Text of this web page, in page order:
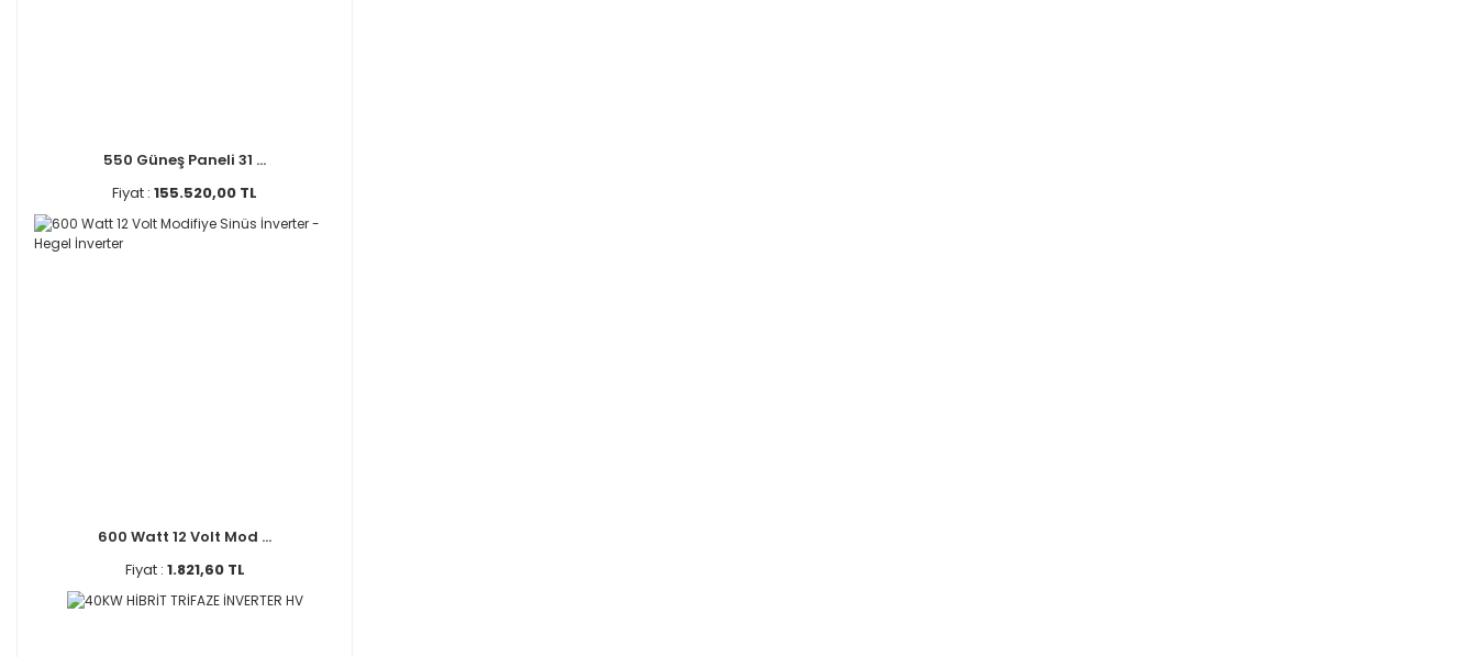
550 Güneş Paneli 31 ...
Fiyat : 155.520,00 TL
600 Watt 12 Volt Mod ...
Fiyat : 1.821,60 TL